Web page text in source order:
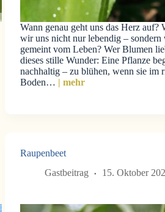
Wann genau geht uns das Herz auf?
wir uns nicht nur lebendig –
gemeint vom Leben? Wer Blumen
dieses stille Wunder: Eine Pflanze
nachhaltig – zu blühen, wenn sie im
Boden… | mehr
Raupenbeet
Gastbeitrag
15. Oktober